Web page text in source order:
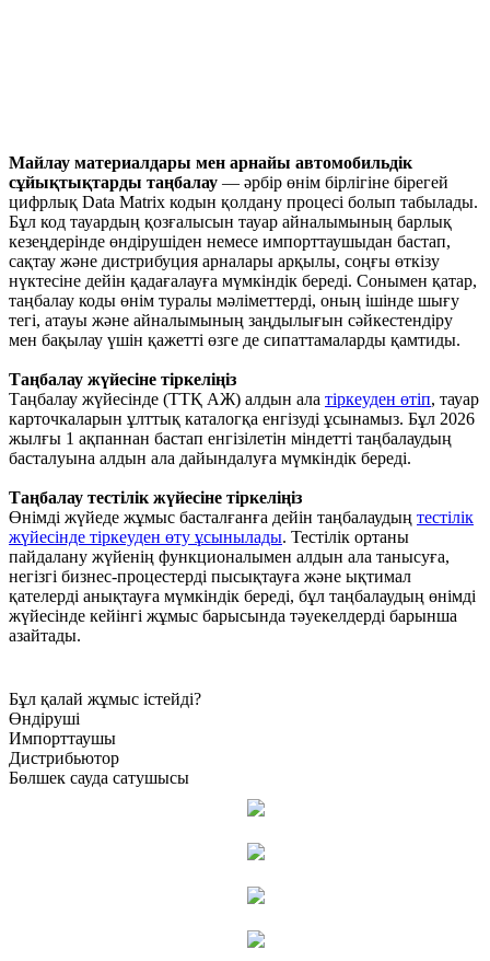
Майлау материалдары мен арнайы автомобильдік
сұйықтықтарды таңбалау — әрбір өнім бірлігіне бірегей
цифрлық Data Matrix кодын қолдану процесі болып табылады.
Бұл код тауардың қозғалысын тауар айналымының барлық
кезеңдерінде өндірушіден немесе импорттаушыдан бастап,
сақтау және дистрибуция арналары арқылы, соңғы өткізу
нүктесіне дейін қадағалауға мүмкіндік береді. Сонымен қатар,
таңбалау коды өнім туралы мәліметтерді, оның ішінде шығу
тегі, атауы және айналымының заңдылығын сәйкестендіру
мен бақылау үшін қажетті өзге де сипаттамаларды қамтиды.
Таңбалау жүйесіне тіркеліңіз
Таңбалау жүйесінде (ТТҚ АЖ) алдын ала тіркеуден өтіп, тауар
карточкаларын ұлттық каталогқа енгізуді ұсынамыз. Бұл 2026
жылғы 1 ақпаннан бастап енгізілетін міндетті таңбалаудың
басталуына алдын ала дайындалуға мүмкіндік береді.
Таңбалау тестілік жүйесіне тіркеліңіз
Өнімді жүйеде жұмыс басталғанға дейін таңбалаудың тестілік
жүйесінде тіркеуден өту ұсынылады. Тестілік ортаны
пайдалану жүйенің функционалымен алдын ала танысуға,
негізгі бизнес-процестерді пысықтауға және ықтимал
қателерді анықтауға мүмкіндік береді, бұл таңбалаудың өнімді
жүйесінде кейінгі жұмыс барысында тәуекелдерді барынша
азайтады.
Бұл қалай жұмыс істейді?
Өндіруші
Импорттаушы
Дистрибьютор
Бөлшек сауда сатушысы